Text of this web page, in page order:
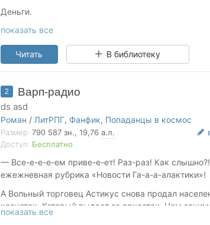
Деньги.
Но имея навыки совсем уж их не использовать
показать все
Читать В библиотеку
2 Варп-радио
ds asd
Роман / ЛитРПГ, Фанфик, Попаданцы в космос
Размер: 790 587 зн., 19,76 а.л.
Доступ: Бесплатно
— Все-е-е-е-ем приве-е-ет! Раз-раз! Как
ежежневная рубрика «Новости Га-а-а-алактики»!
А Вольный торговец Астикус снова продал
ксенотех. Который выдает за археотек. Чем
Ксенос — решительно непонятно.
показать все